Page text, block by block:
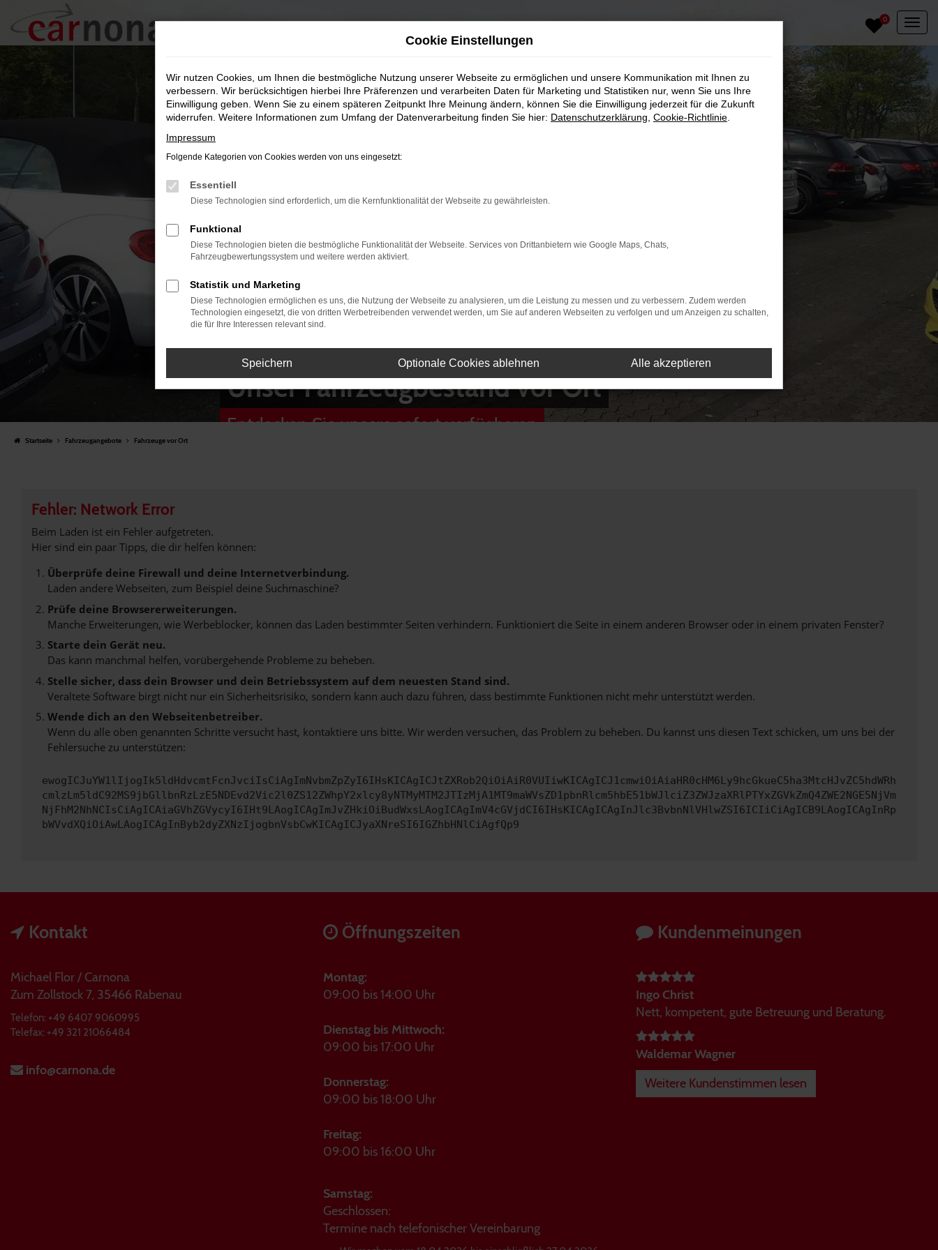
Zum
Hauptinhalt
springen
0
Unser Fahrzeugbestand vor Ort
Entdecken Sie unsere sofort verfügbaren
Startseite Fahrzeugangebote Fahrzeuge vor Ort
Fehler: Network Error
Beim Laden ist ein Fehler aufgetreten.
Hier sind ein paar Tipps, die dir helfen können:
Überprüfe deine Firewall und deine Internetverbindung.
Laden andere Webseiten, zum Beispiel deine Suchmaschine?
Prüfe deine Browsererweiterungen.
Manche Erweiterungen, wie Werbeblocker, können das Laden bestimmter Seiten verhindern. Funktioniert die Seite in einem anderen Browser oder in einem privaten Fenster?
Starte dein Gerät neu.
Das kann manchmal helfen, vorübergehende Probleme zu beheben.
Stelle sicher, dass dein Browser und dein Betriebssystem auf dem neuesten Stand sind.
Veraltete Software birgt nicht nur ein Sicherheitsrisiko, sondern kann auch dazu führen, dass bestimmte Funktionen nicht mehr unterstützt werden.
Wende dich an den Webseitenbetreiber.
Wenn du alle oben genannten Schritte versucht hast, kontaktiere uns bitte. Wir werden versuchen, das Problem zu beheben. Du kannst uns diesen Text schicken, um uns bei der
Fehlersuche zu unterstützen:
ewogICJuYW1lIjogIk5ldHdvcmtFcnJvciIsCiAgImNvbmZpZyI6IHsKICAgICJtZXRob2QiOiAiR0VUIiwKICAgICJ1cmwiOiAiaHR0cHM6Ly9hcGkueC5ha3MtcHJvZC5hdWRh
cmlzLm5ldC92MS9jbGllbnRzLzE5NDEvd2Vic2l0ZS12ZWhpY2xlcy8yNTMyMTM2JTIzMjA1MT9maWVsZD1pbnRlcm5hbE51bWJlciZ3ZWJzaXRlPTYxZGVkZmQ4ZWE2NGE5NjVm
NjFhM2NhNCIsCiAgICAiaGVhZGVycyI6IHt9LAogICAgImJvZHkiOiBudWxsLAogICAgImV4cGVjdCI6IHsKICAgICAgInJlc3BvbnNlVHlwZSI6ICIiCiAgICB9LAogICAgInRp
bWVvdXQiOiAwLAogICAgInByb2dyZXNzIjogbnVsbCwKICAgICJyaXNreSI6IGZhbHNlCiAgfQp9
Kontakt
Michael Flor / Carnona
Zum Zollstock 7, 35466 Rabenau
Telefon: +49 6407 9060995
Telefax: +49 321 21066484
info@carnona.de
Öffnungszeiten
Montag:
09:00 bis 14:00 Uhr
Dienstag bis Mittwoch:
09:00 bis 17:00 Uhr
Donnerstag:
09:00 bis 18:00 Uhr
Freitag:
09:00 bis 16:00 Uhr
Samstag:
Geschlossen:
Termine nach telefonischer Vereinbarung
Kundenmeinungen
Ingo Christ
Nett, kompetent, gute Betreuung und Beratung.
Waldemar Wagner
Weitere Kundenstimmen lesen
Cookie Einstellungen
Wir nutzen Cookies, um Ihnen die bestmögliche Nutzung unserer Webseite zu ermöglichen und unsere Kommunikation mit Ihnen zu
verbessern. Wir berücksichtigen hierbei Ihre Präferenzen und verarbeiten Daten für Marketing und Statistiken nur, wenn Sie uns Ihre
Einwilligung geben. Wenn Sie zu einem späteren Zeitpunkt Ihre Meinung ändern, können Sie die Einwilligung jederzeit für die Zukunft
widerrufen. Weitere Informationen zum Umfang der Datenverarbeitung finden Sie hier: Datenschutzerklärung Cookie-Richtlinie
Impressum
Folgende Kategorien von Cookies werden von uns eingesetzt:
Essentiell
Diese Technologien sind erforderlich, um die Kernfunktionalität der Webseite zu gewährleisten.
Funktional
Diese Technologien bieten die bestmögliche Funktionalität der Webseite. Services von Drittanbietern wie Google Maps, Chats,
Fahrzeugbewertungssystem und weitere werden aktiviert.
Statistik und Marketing
Diese Technologien ermöglichen es uns, die Nutzung der Webseite zu analysieren, um die Leistung zu messen und zu verbessern. Zudem werden
Technologien eingesetzt, die von dritten Werbetreibenden verwendet werden, um Sie auf anderen Webseiten zu verfolgen und um Anzeigen zu schalten,
die für Ihre Interessen relevant sind.
Speichern Optionale Cookies ablehnen Alle akzeptieren